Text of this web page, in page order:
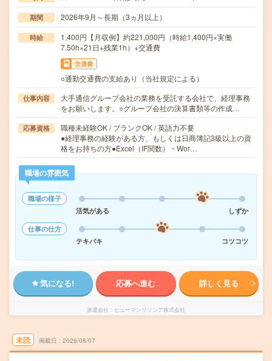
期間 2026年9月～長期（3ヵ月以上）
時給
1,400円【月収例】約221,000円（時給1,400円×実働
7.50h×21日+残業1h）+交通費
交通費
○通勤交通費の支給あり（当社規定による）
仕事内容
大手通信グループ会社の業務を受託する会社で、経理事務
をお願いします。○グループ会社の決算書類等の作成…
応募資格
職種未経験OK / ブランクOK / 英語力不要
●経理事務の経験がある方、もしくは日商簿記3級以上の資
格をお持ちの方●Excel（IF関数）・Wor…
職場の雰囲気
職場の様子
活気がある
しずか
仕事の仕方
テキパキ
コツコツ
気になる! 応募へ進む 詳しく見る
派遣会社 ヒューマンリソシア株式会社
未読 掲載日 2026/08/07